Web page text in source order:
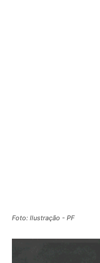
Foto: Ilustração - PF